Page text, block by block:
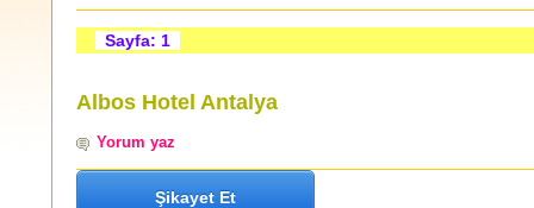
Sayfa: 1
Albos Hotel Antalya
Yorum yaz
Şikayet Et